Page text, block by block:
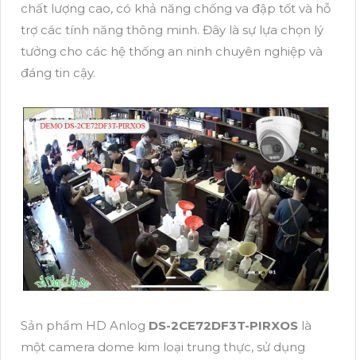
chất lượng cao, có khả năng chống va đập tốt và hỗ
trợ các tính năng thông minh. Đây là sự lựa chọn lý
tưởng cho các hệ thống an ninh chuyên nghiệp và
đáng tin cậy.
Sản phẩm HD Anlog DS-2CE72DF3T-PIRXOS là
một camera dome kim loại trung thực, sử dụng